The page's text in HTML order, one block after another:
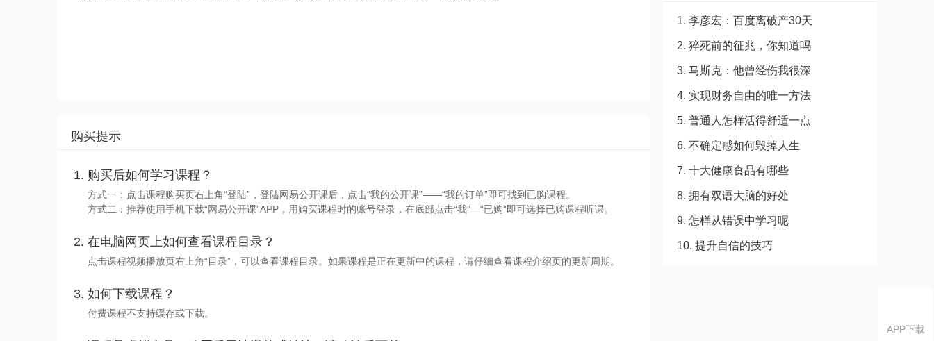
1. 李彦宏：百度离破产30天
2. 猝死前的征兆，你知道吗
3. 马斯克：他曾经伤我很深
4. 实现财务自由的唯一方法
5. 普通人怎样活得舒适一点
6. 不确定感如何毁掉人生
7. 十大健康食品有哪些
8. 拥有双语大脑的好处
9. 怎样从错误中学习呢
10. 提升自信的技巧
购买提示
购买后如何学习课程？
方式一：点击课程购买页右上角“登陆”，登陆网易公开课后，点击“我的公开课”——“我的订单”即可找到已购课程。
方式二：推荐使用手机下载“网易公开课”APP，用购买课程时的账号登录，在底部点击“我”—“已购”即可选择已购课程听课。
在电脑网页上如何查看课程目录？
点击课程视频播放页右上角“目录”，可以查看课程目录。如果课程是正在更新中的课程，请仔细查看课程介绍页的更新周期。
如何下载课程？
付费课程不支持缓存或下载。
APP下载